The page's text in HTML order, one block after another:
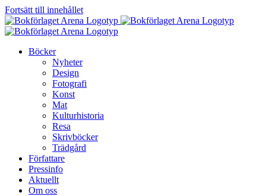
Fortsätt till innehållet
Böcker
Nyheter
Design
Fotografi
Konst
Mat
Kulturhistoria
Resa
Skrivböcker
Trädgård
Författare
Pressinfo
Aktuellt
Om oss